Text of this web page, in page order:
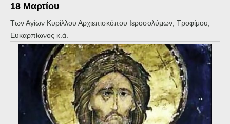
18 Μαρτίου
Των Αγίων Κυρίλλου Αρχιεπισκόπου Ιεροσολύμων, Τροφίμου,
Ευκαρπίωνος κ.ά.